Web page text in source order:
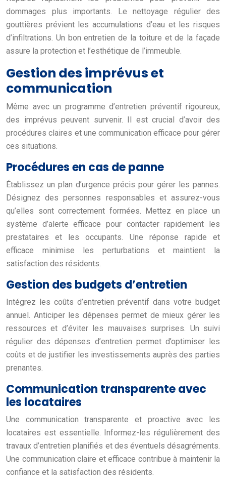
dommages plus importants. Le nettoyage régulier des
gouttières prévient les accumulations d’eau et les risques
d’infiltrations. Un bon entretien de la toiture et de la façade
assure la protection et l’esthétique de l’immeuble.
Gestion des imprévus et
communication
Même avec un programme d’entretien préventif rigoureux,
des imprévus peuvent survenir. Il est crucial d’avoir des
procédures claires et une communication efficace pour gérer
ces situations.
Procédures en cas de panne
Établissez un plan d’urgence précis pour gérer les pannes.
Désignez des personnes responsables et assurez-vous
qu’elles sont correctement formées. Mettez en place un
système d’alerte efficace pour contacter rapidement les
prestataires et les occupants. Une réponse rapide et
efficace minimise les perturbations et maintient la
satisfaction des résidents.
Gestion des budgets d’entretien
Intégrez les coûts d’entretien préventif dans votre budget
annuel. Anticiper les dépenses permet de mieux gérer les
ressources et d’éviter les mauvaises surprises. Un suivi
régulier des dépenses d’entretien permet d’optimiser les
coûts et de justifier les investissements auprès des parties
prenantes.
Communication transparente avec
les locataires
Une communication transparente et proactive avec les
locataires est essentielle. Informez-les régulièrement des
travaux d’entretien planifiés et des éventuels désagréments.
Une communication claire et efficace contribue à maintenir la
confiance et la satisfaction des résidents.